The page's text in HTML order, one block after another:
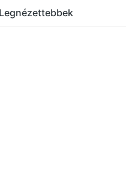
Legnézettebbek